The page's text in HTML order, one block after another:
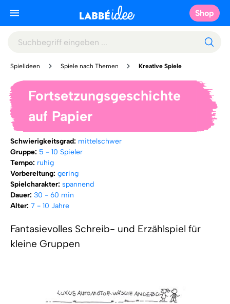
Shop
Spielideen Spiele nach Themen Kreative Spiele
Fortsetzungsgeschichte
auf Papier
Schwierigkeitsgrad: mittelschwer
Gruppe: 5 - 10 Spieler
Tempo: ruhig
Vorbereitung: gering
Spielcharakter: spannend
Dauer: 30 - 60 min
Alter: 7 - 10 Jahre
Fantasievolles Schreib- und Erzählspiel für
kleine Gruppen